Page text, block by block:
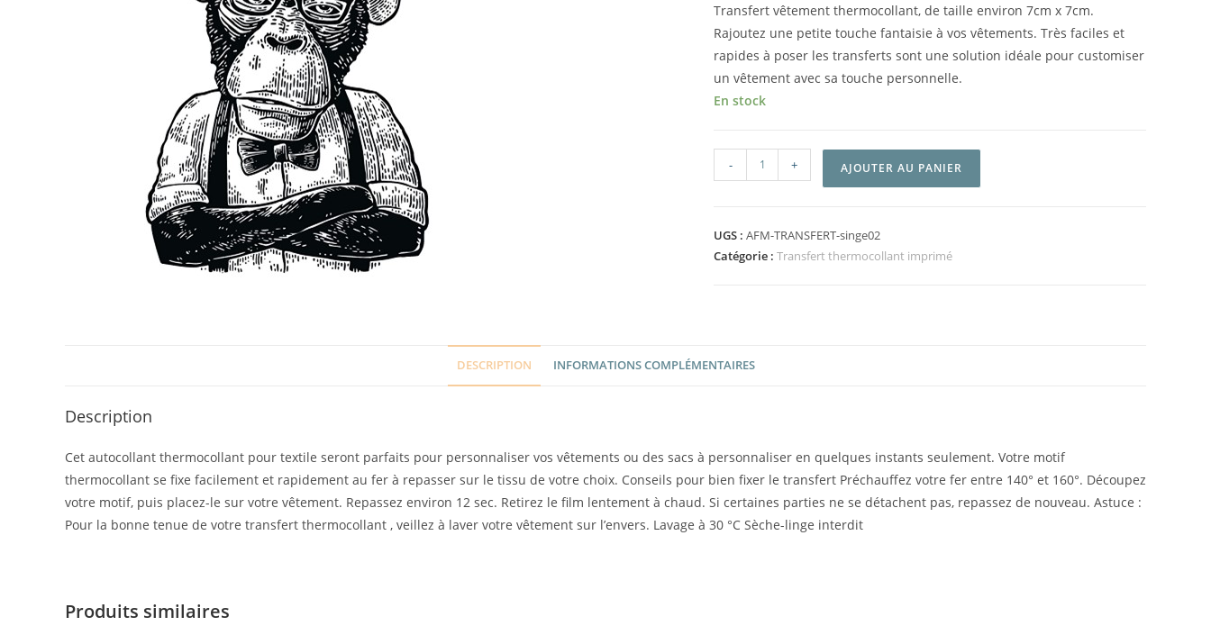
Transfert vêtement thermocollant, de taille environ 7cm x 7cm.
Rajoutez une petite touche fantaisie à vos vêtements. Très faciles et
rapides à poser les transferts sont une solution idéale pour customiser
un vêtement avec sa touche personnelle.
En stock
- + AJOUTER AU PANIER
UGS : AFM-TRANSFERT-singe02
Catégorie : Transfert thermocollant imprimé
DESCRIPTION INFORMATIONS COMPLÉMENTAIRES
Description
Cet autocollant thermocollant pour textile seront parfaits pour personnaliser vos vêtements ou des sacs à personnaliser en quelques instants seulement. Votre motif
thermocollant se fixe facilement et rapidement au fer à repasser sur le tissu de votre choix. Conseils pour bien fixer le transfert Préchauffez votre fer entre 140° et 160°. Découpez
votre motif, puis placez-le sur votre vêtement. Repassez environ 12 sec. Retirez le film lentement à chaud. Si certaines parties ne se détachent pas, repassez de nouveau. Astuce :
Pour la bonne tenue de votre transfert thermocollant , veillez à laver votre vêtement sur l’envers. Lavage à 30 °C Sèche-linge interdit
Produits similaires